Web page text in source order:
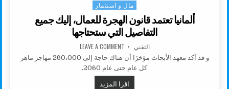
Posted in
مال و استثمار
ألمانيا تعتمد قانون الهجرة للعمال، إليك جميع
التفاصيل التي ستحتاجها
AUTHOR:
التقني LEAVE A COMMENTON ألمانيا تعتمد قانون الهجرة للعمال، إليك جميع التفاصيل التي ستحتاجها
و قد أكد معهد الأبحاث مؤخرًا أن هناك حاجة إلى 260،000 مهاجر ماهر
كل عام حتى عام 2060.
اقرا المزيد